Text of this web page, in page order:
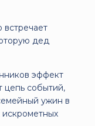
дед
эффект
цепь событий,
ужин в